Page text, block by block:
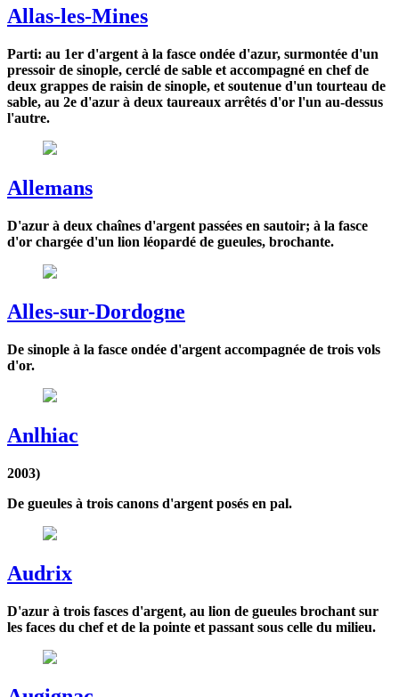
Allas-les-Mines
Parti: au 1er d'argent à la fasce ondée d'azur, surmontée d'un
pressoir de sinople, cerclé de sable et accompagné en chef de
deux grappes de raisin de sinople, et soutenue d'un tourteau de
sable, au 2e d'azur à deux taureaux arrêtés d'or l'un au-dessus
l'autre.
Allemans
D'azur à deux chaînes d'argent passées en sautoir; à la fasce
d'or chargée d'un lion léopardé de gueules, brochante.
Alles-sur-Dordogne
De sinople à la fasce ondée d'argent accompagnée de trois vols
d'or.
Anlhiac
2003)
De gueules à trois canons d'argent posés en pal.
Audrix
D'azur à trois fasces d'argent, au lion de gueules brochant sur
les faces du chef et de la pointe et passant sous celle du milieu.